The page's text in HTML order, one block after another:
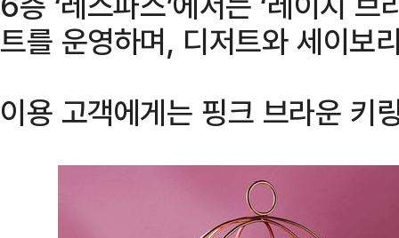
트를 운영하며, 디저트와 세이보
이용 고객에게는 핑크 브라운 키